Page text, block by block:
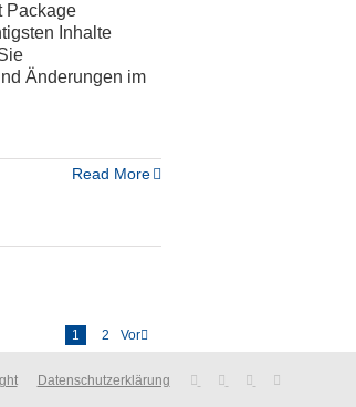
Package
Inhalte
Änderungen im
Read More
1 2 Vor
Datenschutzerklärung